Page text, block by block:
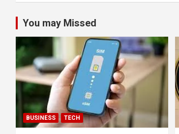
You may Missed
BUSINESS TECH